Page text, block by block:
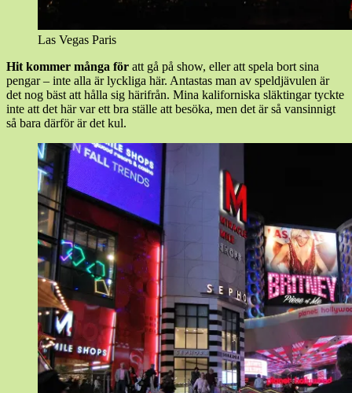
Las Vegas Paris
Hit kommer många för att gå på show, eller att spela bort sina
pengar – inte alla är lyckliga här. Antastas man av speldjävulen är
det nog bäst att hålla sig härifrån. Mina kaliforniska släktingar tyckte
inte att det här var ett bra ställe att besöka, men det är så vansinnigt
så bara därför är det kul.